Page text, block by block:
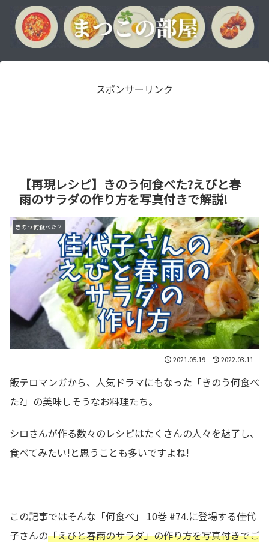
スポンサーリンク
【再現レシピ】きのう何食べた?えびと春
雨のサラダの作り方を写真付きで解説!
きのう何食べた？
2021.05.19 2022.03.11
飯テロマンガから、人気ドラマにもなった「きのう何食べ
た?」の美味しそうなお料理たち。
シロさんが作る数々のレシピはたくさんの人々を魅了し、
食べてみたい!と思うことも多いですよね!
この記事ではそんな「何食べ」 10巻 #74.に登場する佳代
子さんの「えびと春雨のサラダ」の作り方を写真付きでご